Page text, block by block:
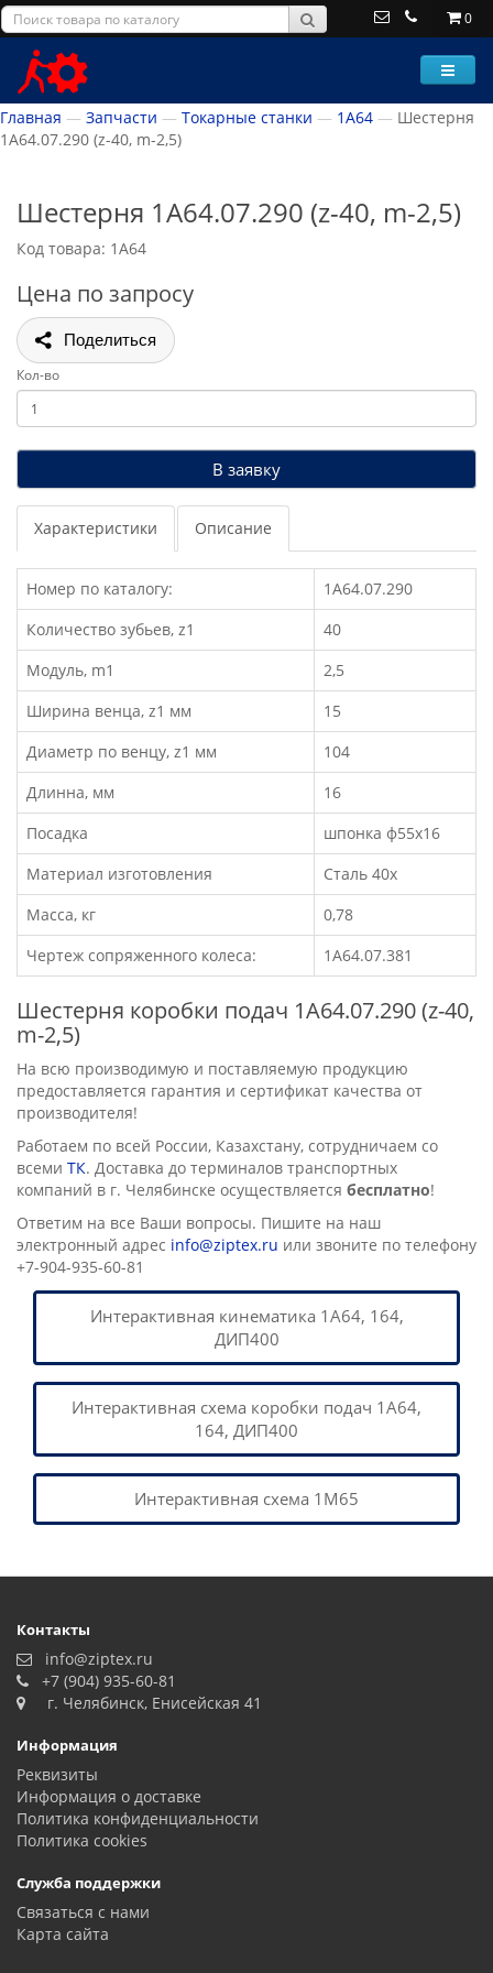
0
Главная Запчасти Токарные станки 1А64
Шестерня
1А64.07.290 (z-40, m-2,5)
Шестерня 1А64.07.290 (z-40, m-2,5)
Код товара: 1А64
Цена по запросу
Поделиться
Кол-во
В заявку
Характеристики Описание
Номер по каталогу:
1А64.07.290
Количество зубьев, z1
40
Модуль, m1
2,5
Ширина венца, z1 мм
15
Диаметр по венцу, z1 мм
104
Длинна, мм
16
Посадка
шпонка ф55х16
Материал изготовления
Сталь 40х
Масса, кг
0,78
Чертеж сопряженного колеса:
1А64.07.381
Шестерня коробки подач 1А64.07.290 (z-40,
m-2,5)
На всю производимую и поставляемую продукцию
предоставляется гарантия и сертификат качества от
производителя!
Работаем по всей России, Казахстану, сотрудничаем со
всеми ТК. Доставка до терминалов транспортных
компаний в г. Челябинске осуществляется бесплатно!
Ответим на все Ваши вопросы. Пишите на наш
электронный адрес info@ziptex.ru или звоните по телефону
+7-904-935-60-81
Интерактивная кинематика 1А64, 164,
ДИП400
Интерактивная схема коробки подач 1А64,
164, ДИП400
Интерактивная схема 1М65
Контакты
info@ziptex.ru
+7 (904) 935-60-81
г. Челябинск, Енисейская 41
Информация
Реквизиты
Информация о доставке
Политика конфиденциальности
Политика сookies
Служба поддержки
Связаться с нами
Карта сайта